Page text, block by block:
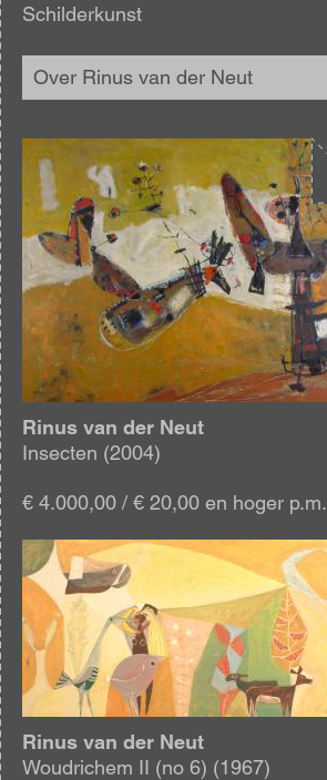
Schilderkunst
Over Rinus van der Neut
Afbeelding
Rinus van der Neut
Insecten (2004)
€ 4.000,00 / € 20,00 en hoger p.m.
Afbeelding
Rinus van der Neut
Woudrichem II (no 6) (1967)